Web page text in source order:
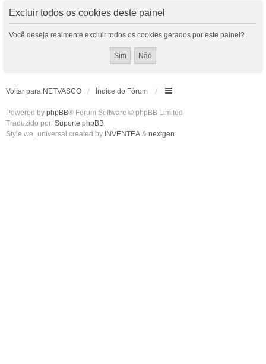
Excluir todos os cookies deste painel
Você deseja realmente excluir todos os cookies gerados por este painel?
Voltar para NETVASCO Índice do Fórum
Powered by phpBB® Forum Software © phpBB Limited
Traduzido por: Suporte phpBB
Style we_universal created by INVENTEA & nextgen